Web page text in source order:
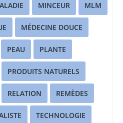
MINCEUR MLM
MÉDECINE DOUCE
PEAU PLANTE
PRODUITS NATURELS
RELATION REMÈDES
TECHNOLOGIE